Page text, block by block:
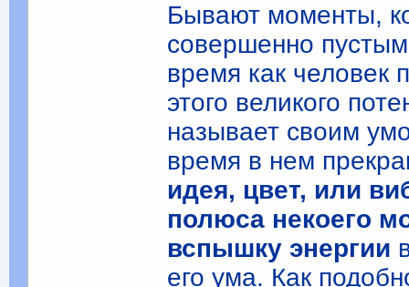
Бывают моменты,
совершенно
время как человек
этого великого
называет своим
время в нем
идея, цвет, или
полюса некоего
вспышку энергии
его ума. Как